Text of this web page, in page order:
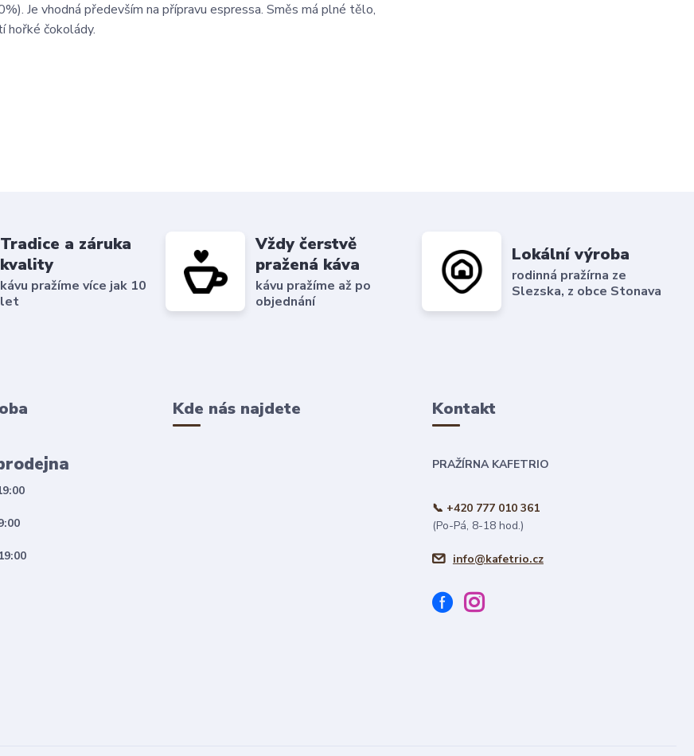
Je vhodná především na přípravu espressa. Směs má plné tělo,
hořké čokolády.
Tradice a záruka
kvality
kávu pražíme více jak 10
let
Vždy čerstvě
pražená káva
kávu pražíme až po
objednání
Lokální výroba
rodinná pražírna ze
Slezska, z obce Stonava
Kde nás najdete Kontakt
PRAŽÍRNA KAFETRIO
📞 +420 777 010 361
(Po-Pá, 8-18 hod.)
info@kafetrio.cz